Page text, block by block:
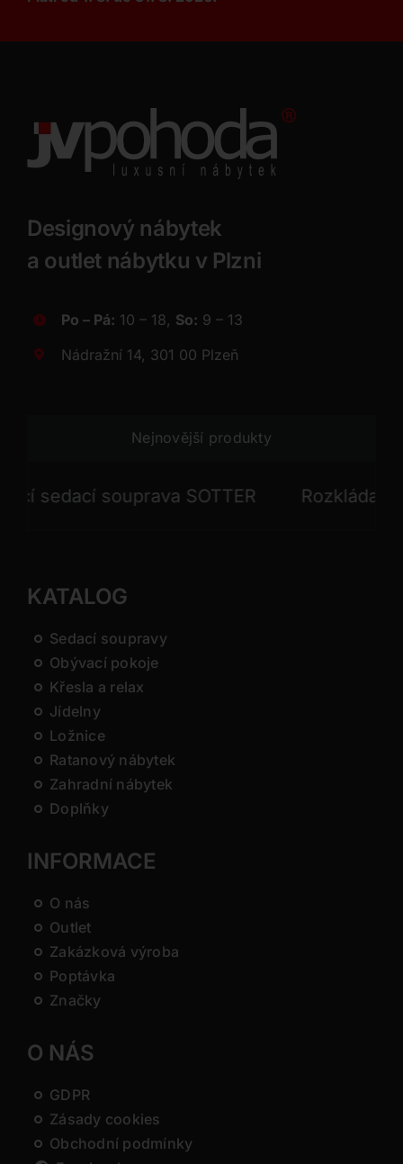
Designový nábytek
a outlet nábytku v Plzni
Po – Pá: 10 – 18, So: 9 – 13
Nádražní 14, 301 00 Plzeň
Nejnovější produkty
souprava SOTTER Rozkládací
KATALOG
Sedací soupravy
Obývací pokoje
Křesla a relax
Jídelny
Ložnice
Ratanový nábytek
Zahradní nábytek
Doplňky
INFORMACE
O nás
Outlet
Zakázková výroba
Poptávka
Značky
O NÁS
GDPR
Zásady cookies
Obchodní podmínky